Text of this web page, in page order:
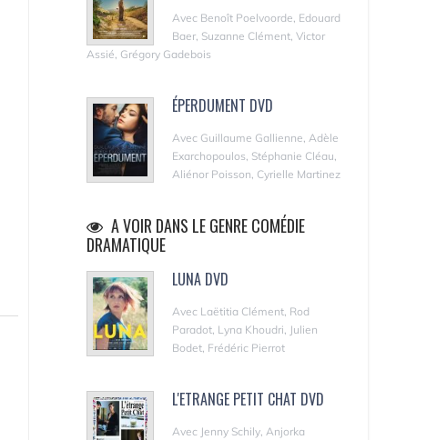
Avec Benoît Poelvoorde, Edouard
Baer, Suzanne Clément, Victor
Assié, Grégory Gadebois
ÉPERDUMENT DVD
Avec Guillaume Gallienne, Adèle
Exarchopoulos, Stéphanie Cléau,
Aliénor Poisson, Cyrielle Martinez
A VOIR DANS LE GENRE COMÉDIE
DRAMATIQUE
LUNA DVD
Avec Laëtitia Clément, Rod
Paradot, Lyna Khoudri, Julien
Bodet, Frédéric Pierrot
L'ETRANGE PETIT CHAT DVD
Avec Jenny Schily, Anjorka